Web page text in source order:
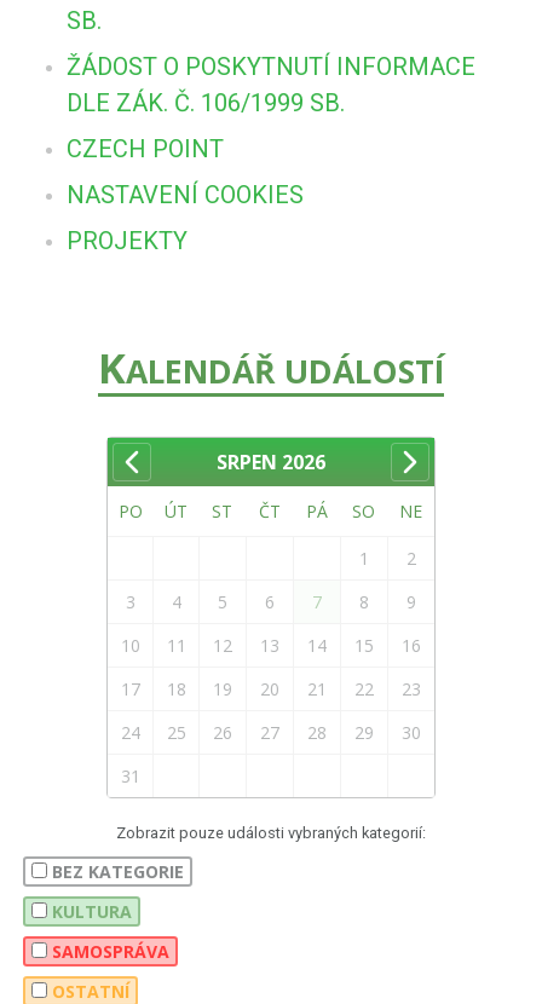
SB.
ŽÁDOST O POSKYTNUTÍ INFORMACE
DLE ZÁK. Č. 106/1999 SB.
CZECH POINT
NASTAVENÍ COOKIES
PROJEKTY
KALENDÁŘ UDÁLOSTÍ
SRPEN 2026
PO ÚT ST ČT PÁ SO NE
1
2
3
4 5 6 7 8
9
10
11 12 13 14 15
16
17
18 19 20 21 22
23
24
25 26 27 28 29
30
31
Zobrazit pouze události vybraných kategorií:
BEZ KATEGORIE
KULTURA
SAMOSPRÁVA
OSTATNÍ